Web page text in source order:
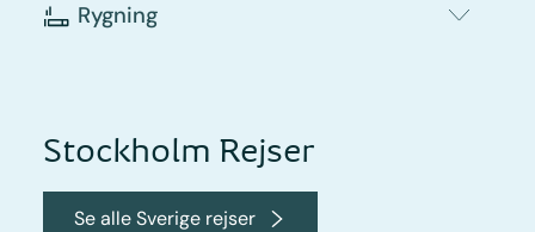
Rygning
Stockholm Rejser
Se alle Sverige rejser